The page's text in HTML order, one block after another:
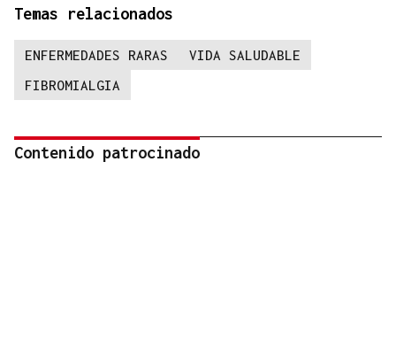
Temas relacionados
ENFERMEDADES RARAS
VIDA SALUDABLE
FIBROMIALGIA
Contenido patrocinado